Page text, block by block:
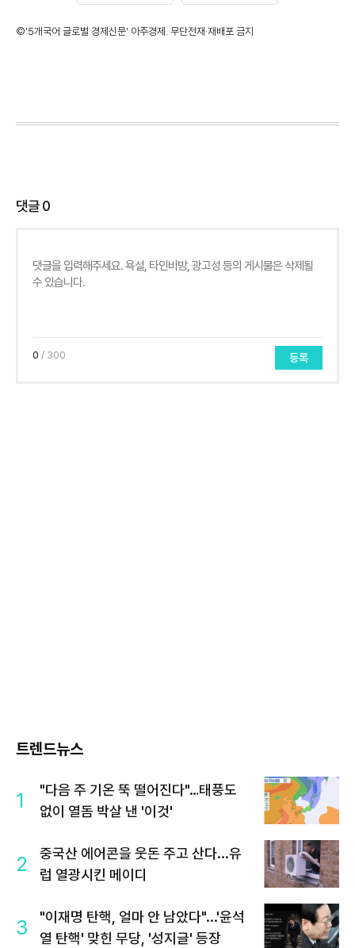
©'5개국어 글로벌 경제신문' 아주경제. 무단전재·재배포 금지
댓글0
0 / 300 등록
트렌드뉴스
1
"다음 주 기온 뚝 떨어진다"…태풍도
없이 열돔 박살 낸 '이것'
2
중국산 에어콘을 웃돈 주고 산다...유
럽 열광시킨 메이디
3
"이재명 탄핵, 얼마 안 남았다"...'윤석
열 탄핵' 맞힌 무당, '성지글' 등장